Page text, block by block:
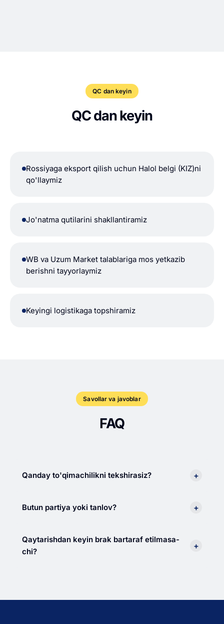
QC dan keyin
QC dan keyin
Rossiyaga eksport qilish uchun Halol belgi (KIZ)ni
qo'llaymiz
Jo'natma qutilarini shakllantiramiz
WB va Uzum Market talablariga mos yetkazib
berishni tayyorlaymiz
Keyingi logistikaga topshiramiz
Savollar va javoblar
FAQ
Qanday to'qimachilikni tekshirasiz? +
Butun partiya yoki tanlov? +
Qaytarishdan keyin brak bartaraf etilmasa-
chi?
+